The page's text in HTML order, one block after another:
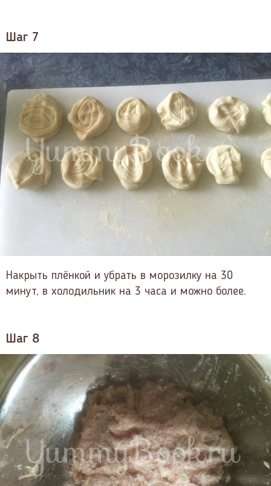
Шаг 7
Накрыть плёнкой и убрать в морозилку на 30
минут, в холодильник на 3 часа и можно более.
Шаг 8